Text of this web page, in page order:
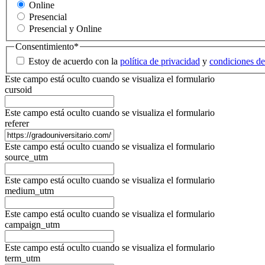
Online
Presencial
Presencial y Online
Consentimiento*
Estoy de acuerdo con la política de privacidad y condiciones
Este campo está oculto cuando se visualiza el formulario
cursoid
Este campo está oculto cuando se visualiza el formulario
referer
Este campo está oculto cuando se visualiza el formulario
source_utm
Este campo está oculto cuando se visualiza el formulario
medium_utm
Este campo está oculto cuando se visualiza el formulario
campaign_utm
Este campo está oculto cuando se visualiza el formulario
term_utm